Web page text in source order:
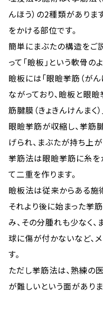
んほう）の2種類がありま
をかける部位です。
簡単にまぶたの構造をご
って「瞼板」という軟骨の
瞼板には「眼瞼挙筋（がん
ながっており、瞼板と眼
筋腱膜（きょきんけんまく）
眼瞼挙筋が収縮し、挙筋
げられ、まぶたが持ち上
挙筋法は眼瞼挙筋に糸を
て二重を作ります。
瞼板法は従来からある施
それより後に始まった挙
み、その分腫れも少なく
球に傷が付かないなど、
す。
ただし挙筋法は、熟練の
が難しいという面がありま